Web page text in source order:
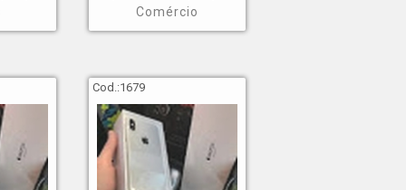
Comércio
Cod.:1679